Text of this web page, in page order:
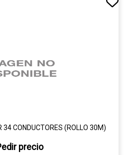
34 CONDUCTORES (ROLLO 30M)
precio